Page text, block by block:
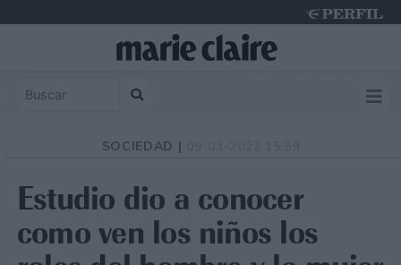
SOCIEDAD |
Estudio dio a conocer
como ven los niños los